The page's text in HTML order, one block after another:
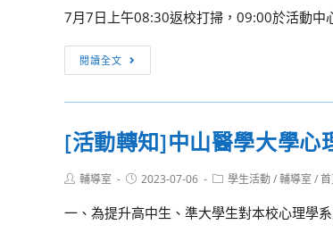
多
元
繪
本
親
子
讀
玩
設
是
一
種
度」
學
教
人
社
科
苗
7月7日上午08:30返校打掃，09:00於活動中
閱讀全文
校
公
月
日
返
[活動轉知]中山醫學大學
Post輔導室
Post2023-07-06
Post學生活動/輔導室 /
一、為提升高中生、準大學生對本校心理學